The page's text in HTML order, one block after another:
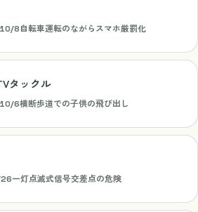
8 自転車運転のながらスマホ厳罰化
タックル
6横断歩道での子供の飛び出し
一灯点滅式信号交差点の危険